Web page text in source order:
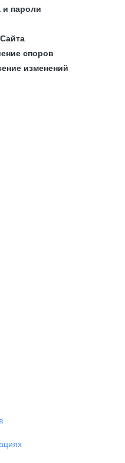
пароли
споров
изменений